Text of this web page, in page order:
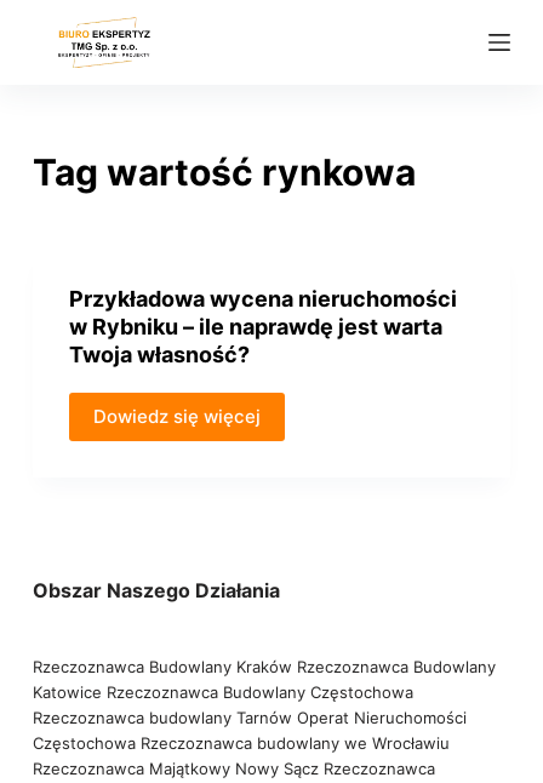
Tag wartość rynkowa
Przykładowa wycena nieruchomości
w Rybniku – ile naprawdę jest warta
Twoja własność?
Dowiedz się więcej
Obszar Naszego Działania
Rzeczoznawca Budowlany Kraków Rzeczoznawca Budowlany
Katowice Rzeczoznawca Budowlany Częstochowa
Rzeczoznawca budowlany Tarnów Operat Nieruchomości
Częstochowa Rzeczoznawca budowlany we Wrocławiu
Rzeczoznawca Majątkowy Nowy Sącz Rzeczoznawca